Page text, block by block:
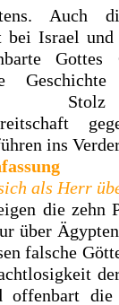
Auch
bei Israel
Gottes
ins
als Herr
die zehn
über
falsche
offenbart die